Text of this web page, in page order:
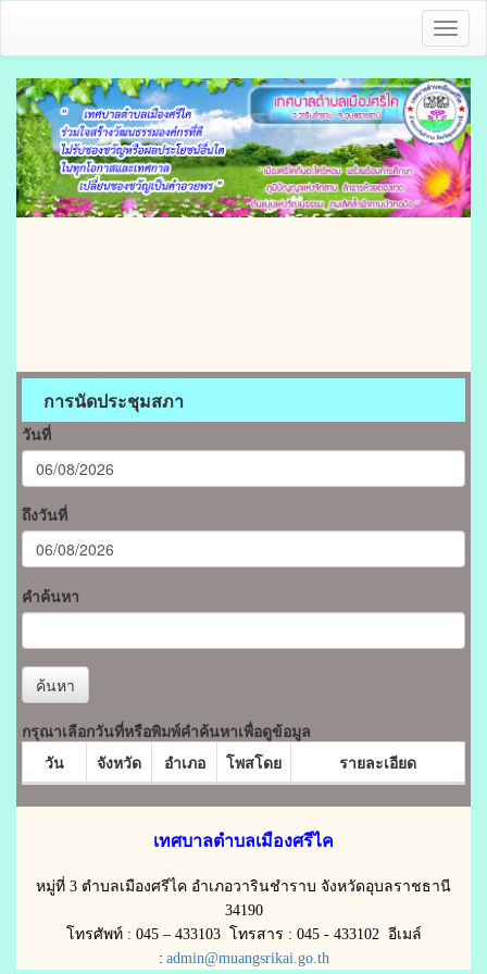
การนัดประชุมสภา
วันที่
ถึงวันที่
คำค้นหา
ค้นหา
กรุณาเลือกวันที่หรือพิมพ์คำค้นหาเพื่อดูข้อมูล
วัน
จังหวัด อำเภอ โพสโดย รายละเอียด
เทศบาลตำบลเมืองศรีไค
หมู่ที่ 3 ตำบลเมืองศรีไค อำเภอวารินชำราบ จังหวัดอุบลราชธานี
34190
โทรศัพท์ : 045 – 433103 โทรสาร : 045 - 433102 อีเมล์
: admin@muangsrikai.go.th